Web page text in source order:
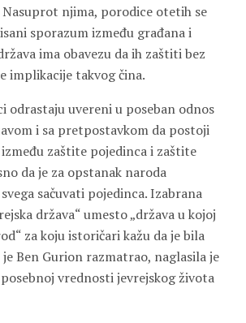
Nasuprot njima, porodice otetih se
sporazum između građana i
ima obavezu da ih zaštiti bez
implikacije takvog čina.
odrastaju uvereni u poseban odnos
i sa pretpostavkom da postoji
zaštite pojedinca i zaštite
da je za opstanak naroda
sačuvati pojedinca. Izabrana
država“ umesto „država u kojoj
za koju istoričari kažu da je bila
Ben Gurion razmatrao, naglasila je
vrednosti jevrejskog života